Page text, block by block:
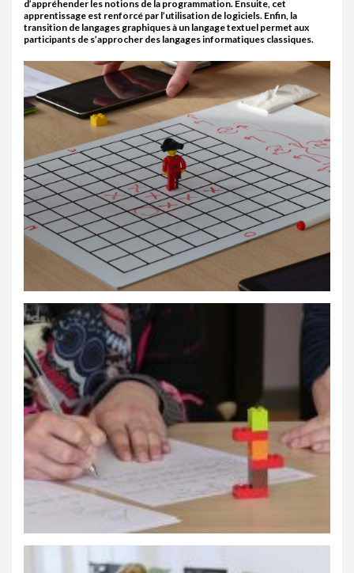
d’appréhender les notions de la programmation. Ensuite, cet
apprentissage est renforcé par l’utilisation de logiciels. Enfin, la
transition de langages graphiques à un langage textuel permet aux
participants de s’approcher des langages informatiques classiques.